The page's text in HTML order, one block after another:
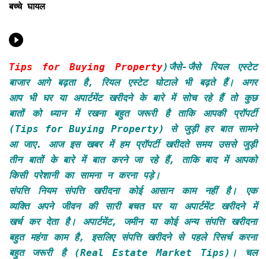
बच्चे घायल
Tips for Buying Property)जैसे-जैसे रियल एस्टेट
बाजार आगे बढ़ता है, रियल एस्टेट घोटाले भी बढ़ते हैं। अगर
आप भी घर या अपार्टमेंट खरीदने के बारे में सोच रहे हैं तो कुछ
बातों को ध्यान में रखना बहुत जरूरी है ताकि आपकी प्रॉपर्टी
(Tips for Buying Property) से जुड़ी हर बात सामने
आ जाए. आज इस खबर में हम प्रॉपर्टी खरीदते समय उससे जुड़ी
तीन बातों के बारे में बात करने जा रहे हैं, ताकि बाद में आपको
किसी परेशानी का सामना न करना पड़े।
संपत्ति नियम संपत्ति खरीदना कोई आसान काम नहीं है। एक
व्यक्ति अपने जीवन की सारी बचत घर या अपार्टमेंट खरीदने में
खर्च कर देता है। अपार्टमेंट, जमीन या कोई अन्य संपत्ति खरीदना
बहुत महंगा काम है, इसलिए संपत्ति खरीदने से पहले रिसर्च करना
बहुत जरूरी है (Real Estate Market Tips)। चल